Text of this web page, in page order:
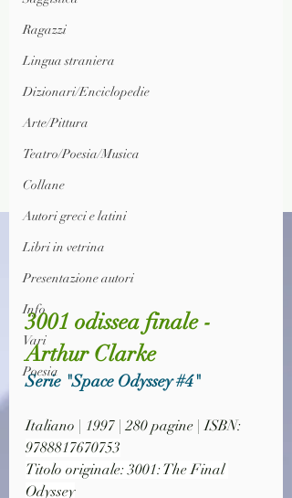
Ragazzi
Lingua straniera
Dizionari/Enciclopedie
Arte/Pittura
Teatro/Poesia/Musica
Collane
Autori greci e latini
Libri in vetrina
Presentazione autori
Info
Vari
Poesia
3001 odissea finale -
Arthur Clarke
Serie "Space Odyssey #4"
Italiano | 1997 | 280 pagine | ISBN:
9788817670753
Titolo originale: 3001: The Final
Odyssey